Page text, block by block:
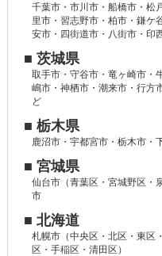
千葉市・市川市・船橋市・松
里市・習志野市・柏市・鎌ケ
安市・四街道市・八街市・印
■ 茨城県
取手市・守谷市・竜ヶ崎市・
嶋市・神栖市・潮来市・行方
ど
■ 栃木県
鹿沼市・宇都宮市・栃木市・
■ 宮城県
仙台市（青葉区・宮城野区・
市
■ 北海道
札幌市（中央区・北区・東区
区・手稲区・清田区）